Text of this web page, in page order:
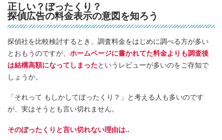
正しい？ぼったくり？
探偵広告の料金表示の意図を知ろう
探偵社を比較検討するとき、調査料金をはじめに調べる方が多い
とおもうのですが、 ホームページに書かれてた料金よりも調査後
は結構高額になってしまったというレビューが多いのをご存知で
しょうか。
「それって もしかしてぼったくり？」と考える人も多いのです
が、実はそうとも言い切れません。
そのぼったくりと言い切れない理由は..